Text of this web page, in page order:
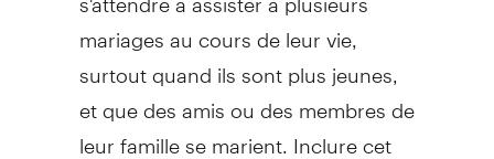
mariages au cours de leur vie,
surtout quand ils sont plus jeunes,
et que des amis ou des membres de
leur famille se marient. Inclure cet